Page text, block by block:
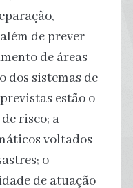
de prever
de áreas
dos sistemas de
estão o
risco; a
voltados
o
de atuação